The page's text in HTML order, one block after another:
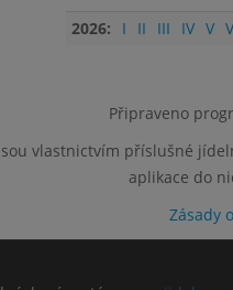
2026:
I II III IV V
Připraveno
vlastnictvím příslušné
aplikace do
Zásady